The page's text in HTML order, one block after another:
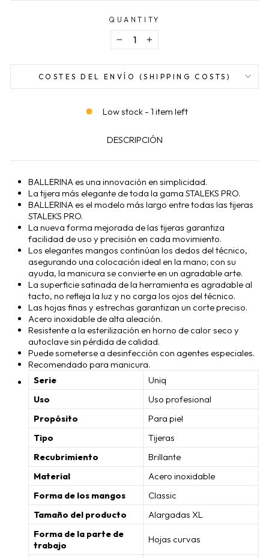
QUANTITY
+
COSTES DEL ENVÍO (SHIPPING COSTS)
Low stock - 1 item left
DESCRIPCIÓN
BALLERINA es una innovación en simplicidad.
La tijera más elegante de toda la gama STALEKS PRO.
BALLERINA es el modelo más largo entre todas las tijeras
STALEKS PRO.
La nueva forma mejorada de las tijeras garantiza
facilidad de uso y precisión en cada movimiento.
Los elegantes mangos continúan los dedos del técnico,
asegurando una colocación ideal en la mano; con su
ayuda, la manicura se convierte en un agradable arte.
La superficie satinada de la herramienta es agradable al
tacto, no refleja la luz y no carga los ojos del técnico.
Las hojas finas y estrechas garantizan un corte preciso.
Acero inoxidable de alta aleación.
Resistente a la esterilización en horno de calor seco y
autoclave sin pérdida de calidad.
Puede someterse a desinfección con agentes especiales.
Recomendado para manicura.
Serie
Uniq
Uso
Uso profesional
Propósito
Para piel
Tipo
Tijeras
Recubrimiento
Brillante
Material
Acero inoxidable
Forma de los mangos
Classic
Tamaño del producto
Alargadas XL
Forma de la parte de
trabajo
Hojas curvas